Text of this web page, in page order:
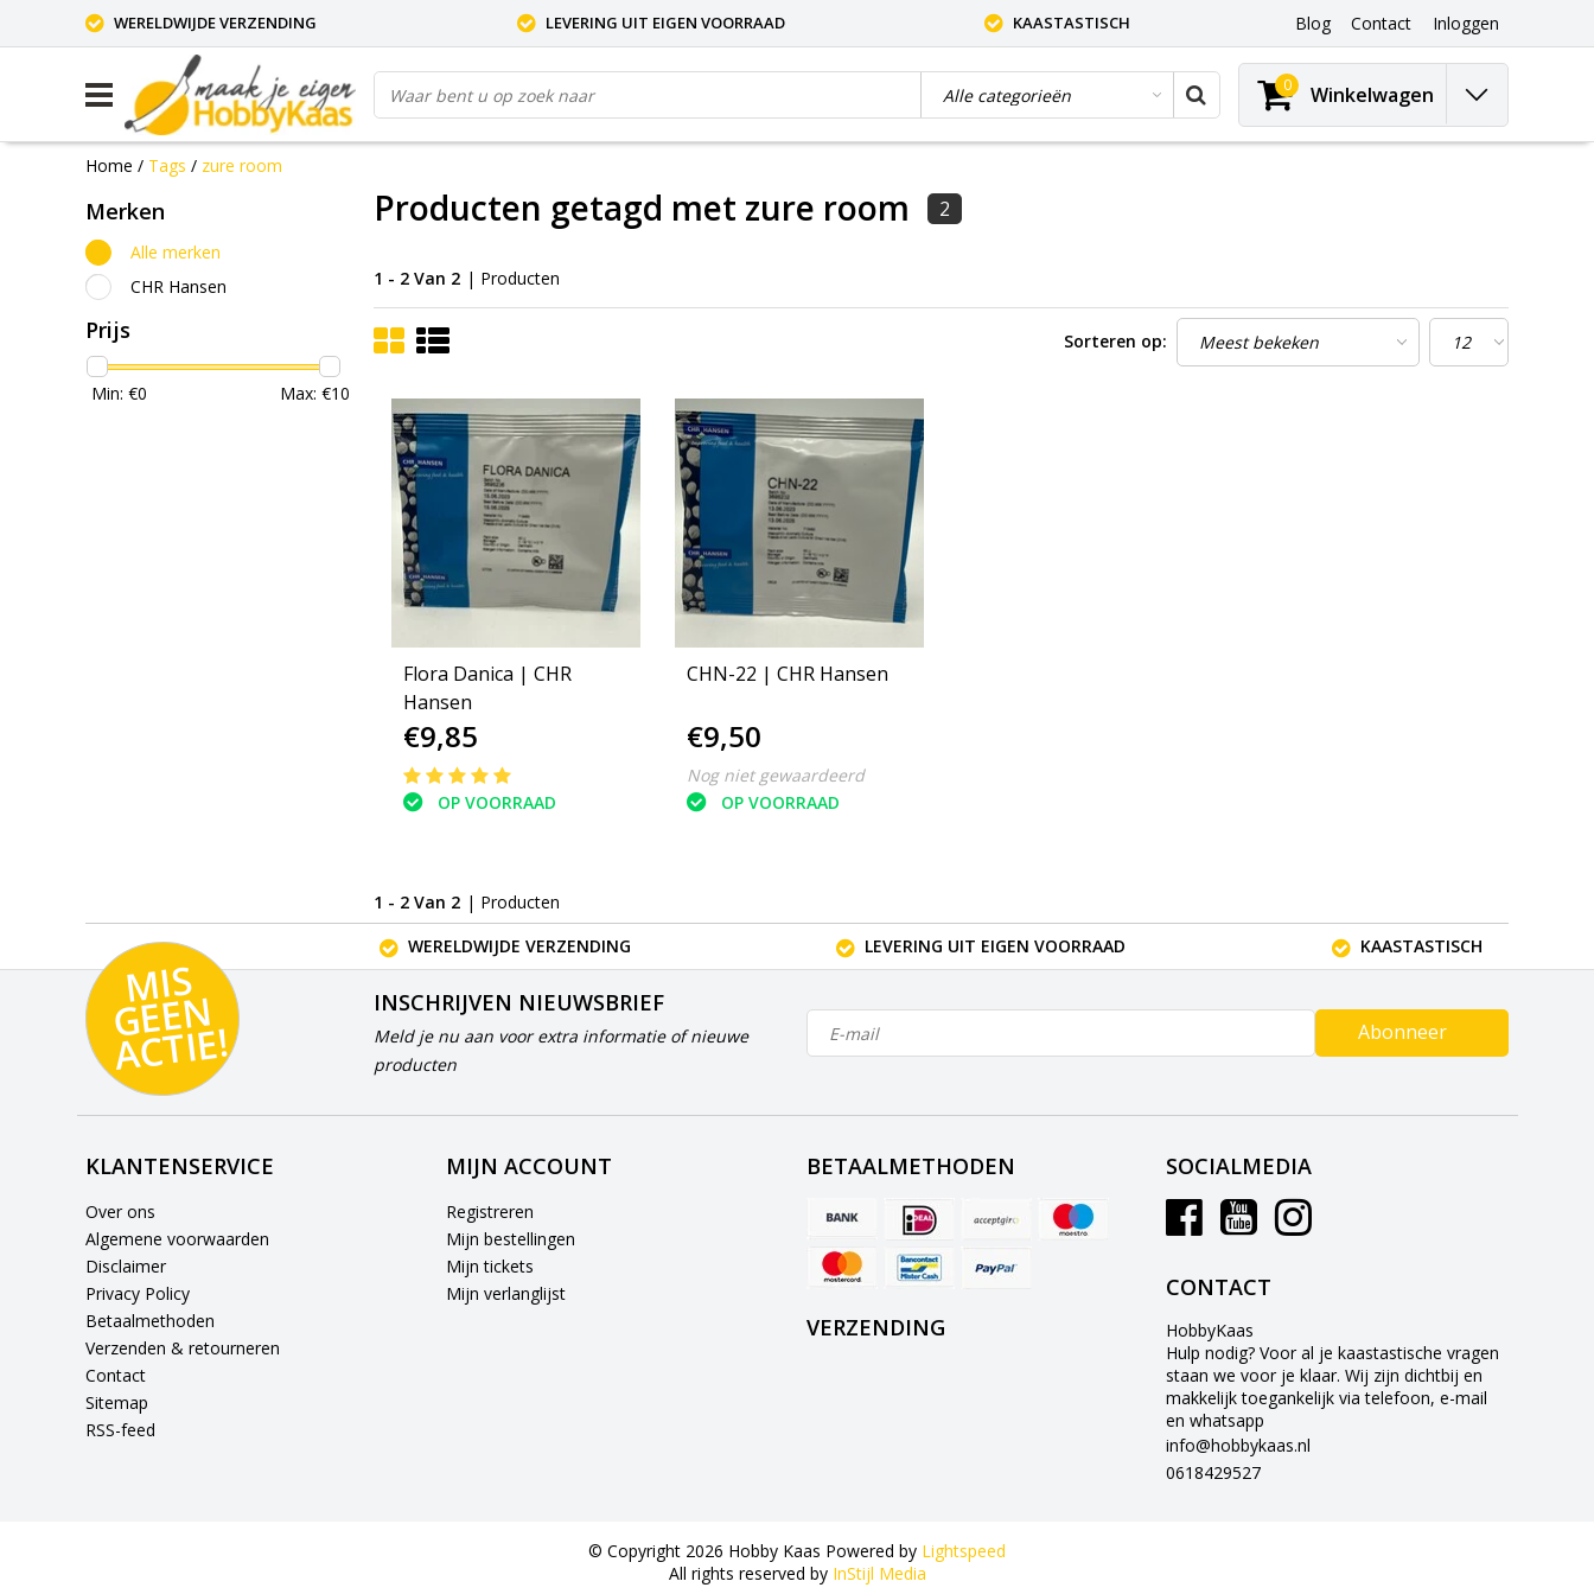
WERELDWIJDE VERZENDING LEVERING UIT EIGEN VOORRAAD KAASTASTISCH Blog Contact Inloggen
0 Winkelwagen
Home / Tags / zure room
Merken
Alle merken
CHR Hansen
Prijs
Min: €0 Max: €10
Producten getagd met zure room 2
1 - 2 Van 2 | Producten
Sorteren op:
Flora Danica | CHR
Hansen
€9,85
OP VOORRAAD
CHN-22 | CHR Hansen
€9,50
Nog niet gewaardeerd
OP VOORRAAD
1 - 2 Van 2 | Producten
WERELDWIJDE VERZENDING
LEVERING UIT EIGEN VOORRAAD KAASTASTISCH
MI
S
G
E
E
N
A
C
TI
E!
INSCHRIJVEN NIEUWSBRIEF
Meld je nu aan voor extra informatie of nieuwe
producten
Abonneer
KLANTENSERVICE
Over ons
Algemene voorwaarden
Disclaimer
Privacy Policy
Betaalmethoden
Verzenden & retourneren
Contact
Sitemap
RSS-feed
MIJN ACCOUNT
Registreren
Mijn bestellingen
Mijn tickets
Mijn verlanglijst
BETAALMETHODEN
VERZENDING
SOCIALMEDIA
CONTACT
HobbyKaas
Hulp nodig? Voor al je kaastastische vragen
staan we voor je klaar. Wij zijn dichtbij en
makkelijk toegankelijk via telefoon, e-mail
en whatsapp
info@hobbykaas.nl
0618429527
© Copyright 2026 Hobby Kaas Powered by Lightspeed
All rights reserved by InStijl Media